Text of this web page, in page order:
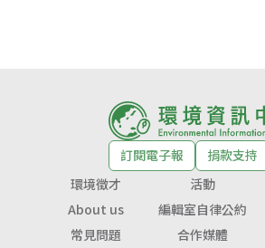
訂閱電子報
捐款支持
環境徵才
活動
About us
編輯室自律公約
常見問題
合作媒體